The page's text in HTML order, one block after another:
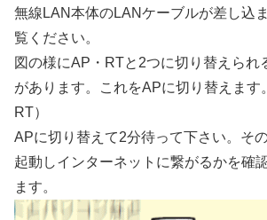
無線LAN本体のLANケーブルが差し込
覧ください。
図の様にAP・RTと2つに切り替えられ
があります。これをAPに切り替えます
RT）
APに切り替えて2分待って下さい。そ
起動しインターネットに繋がるかを確
ます。